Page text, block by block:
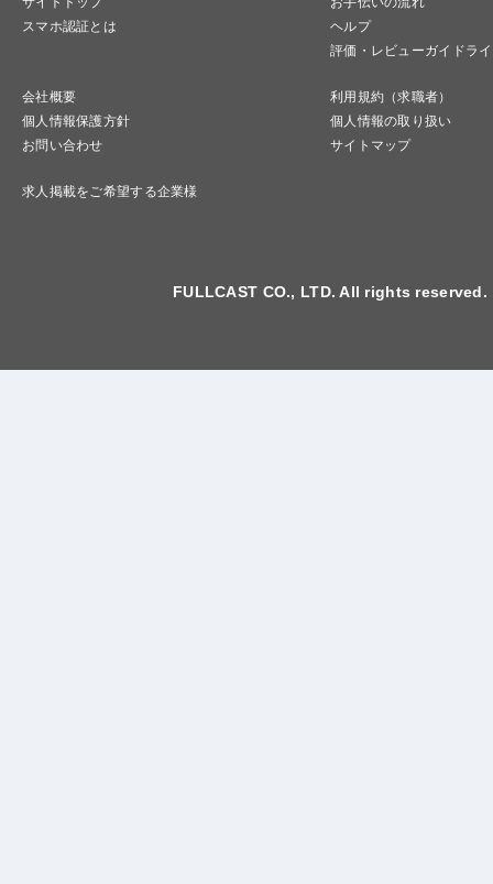
スマホ認証とは
ヘルプ
評価・レビューガイドラ
会社概要
利用規約（求職者）
個人情報保護方針
個人情報の取り扱い
お問い合わせ
サイトマップ
求人掲載をご希望する企業様
FULLCAST CO., LTD. All rights reserved.